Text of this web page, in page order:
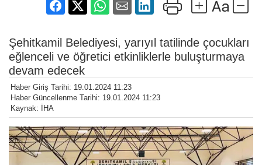
Şehitkamil Belediyesi, yarıyıl tatilinde çocukları
eğlenceli ve öğretici etkinliklerle buluşturmaya
devam edecek
Haber Giriş Tarihi: 19.01.2024 11:23
Haber Güncellenme Tarihi: 19.01.2024 11:23
Kaynak: İHA